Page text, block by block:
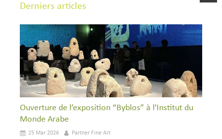
Derniers articles
Ouverture de l’exposition “Byblos” à l’Institut du
Monde Arabe
25 Mar 2026 Partner Fine Art